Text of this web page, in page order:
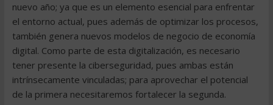
nuevo año; ya que es un elemento esencial para enfrentar
el entorno actual, pues además de optimizar los procesos,
también genera nuevos modelos de negocio de economía
digital. Como parte de esta digitalización, es necesario
tener presente la ciberseguridad, pues ambas están
intrínsecamente vinculadas; para aprovechar el potencial
de la primera necesitaremos fortalecer la segunda.